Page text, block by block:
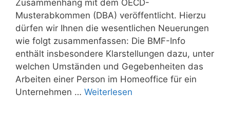
Zusammenhang mit dem OECD-
Musterabkommen (DBA) veröffentlicht. Hierzu
dürfen wir Ihnen die wesentlichen Neuerungen
wie folgt zusammenfassen: Die BMF-Info
enthält insbesondere Klarstellungen dazu, unter
welchen Umständen und Gegebenheiten das
Arbeiten einer Person im Homeoffice für ein
Unternehmen … Weiterlesen